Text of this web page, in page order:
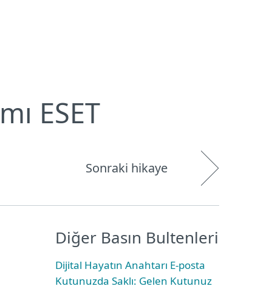
ESET
Sonraki hikaye
Diğer Basın Bultenleri
Dijital Hayatın Anahtarı E-posta
Kutunuzda Saklı: Gelen Kutunuz